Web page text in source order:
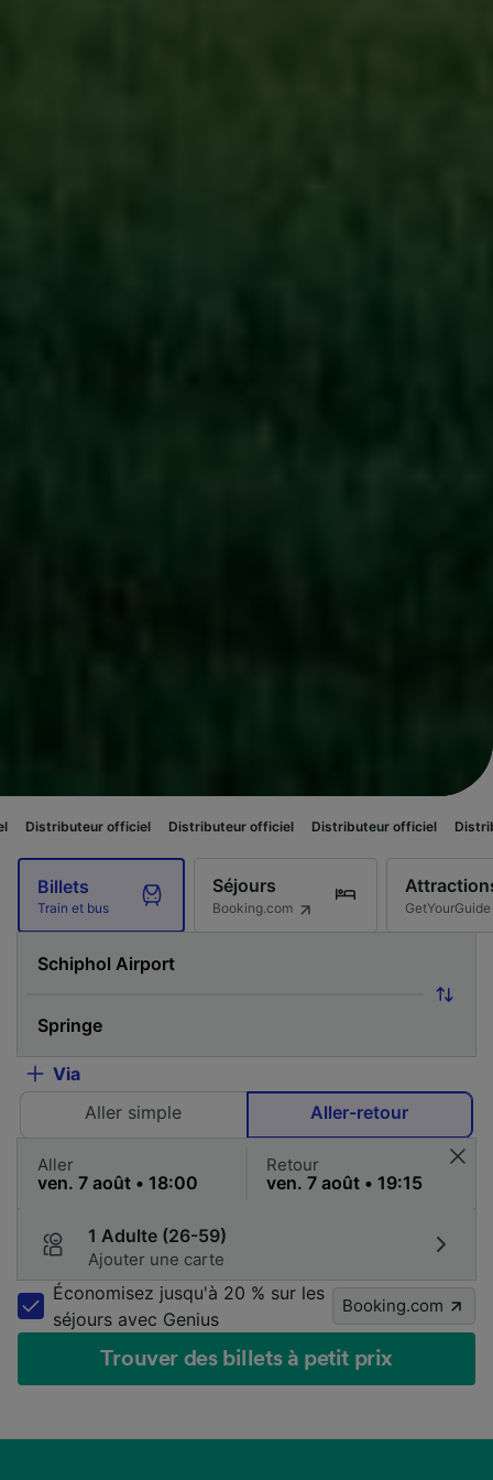
officiel Distributeur officiel Distributeur officiel Distributeur officiel
Billets
Train et bus
Séjours
Booking.com GetYourGuide
Via
Aller simple
Aller-retour
Aller Retour
1 Adulte (26-59)
Ajouter une carte
Économisez jusqu'à 20 % sur les
séjours avec Genius
Booking.com
Trouver des billets à petit prix